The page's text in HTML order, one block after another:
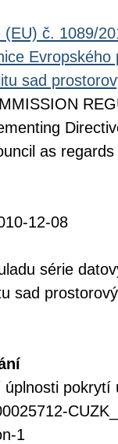
č. 1089/
sad
as
12-08
série
sad
úplnosti pokrytí
1